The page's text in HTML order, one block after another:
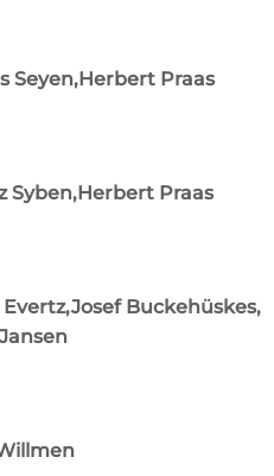
Seyen,Herbert Praas
Syben,Herbert Praas
Buckehüskes,